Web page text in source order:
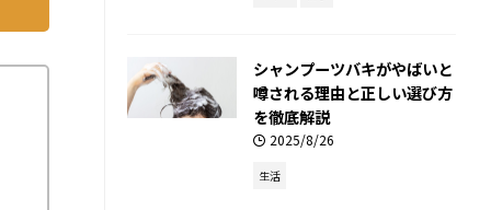
シャンプーツバキがやばいと
噂される理由と正しい選び方
を徹底解説
2025/8/26
生活